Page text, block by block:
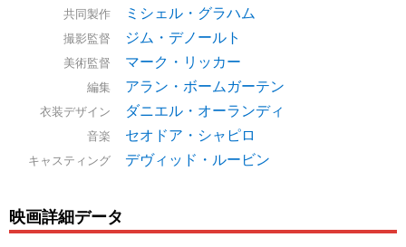
共同製作 ミシェル・グラハム
撮影監督 ジム・デノールト
美術監督 マーク・リッカー
編集 アラン・ボームガーテン
衣装デザイン ダニエル・オーランディ
音楽 セオドア・シャピロ
キャスティング デヴィッド・ルービン
映画詳細データ